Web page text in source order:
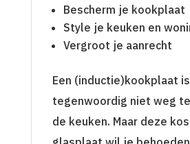
Bescherm je kookplaat
Style je keuken en
Vergroot je aanrecht
Een (inductie)kookplaat is
tegenwoordig niet weg
de keuken. Maar deze